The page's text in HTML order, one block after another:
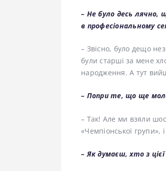
– Не було десь лячно,
в професіональному
– Звісно, було дещо
були старші за мене
народження. А тут
– Попри те, що ще
– Так! Але ми взяли
«Чемпіонської
– Як думаєш, хто з